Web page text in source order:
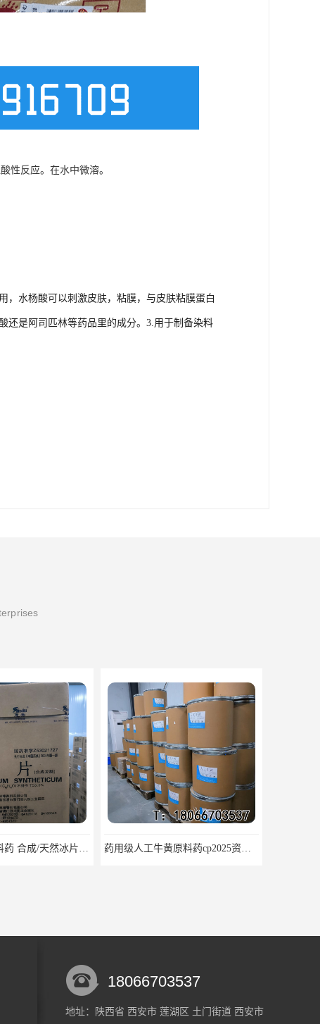
性反应。 在水中微溶。
，水杨酸可以刺激皮肤，粘膜，与皮肤粘膜蛋白
还是阿司匹林等药品里的成分。3.用于制备染料
药用级人工牛黄原料药cp2025资质齐全
18066703537
地址：陕西省 西安市 莲湖区 土门街道 西安市